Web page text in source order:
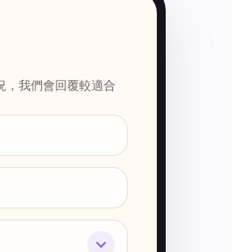
，我們會回覆較適合